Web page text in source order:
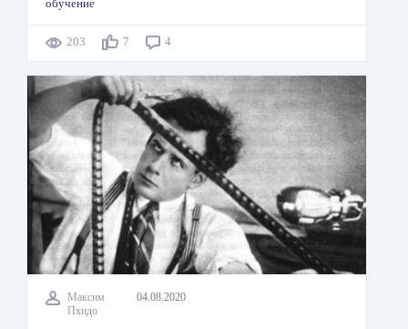
обучение
203 7 4
Максим
Пхидо
04.08.2020